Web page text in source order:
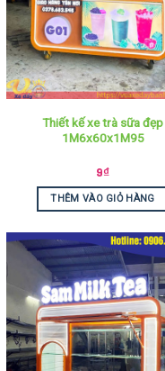
Thiết kế xe trà sữa đẹp
1M6x60x1M95
9₫
THÊM VÀO GIỎ HÀNG